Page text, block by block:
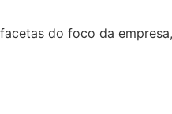
do foco da